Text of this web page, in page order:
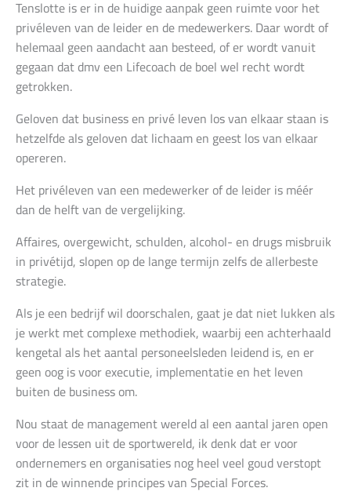
Tenslotte is er in de huidige aanpak geen ruimte voor het
privéleven van de leider en de medewerkers. Daar wordt of
helemaal geen aandacht aan besteed, of er wordt vanuit
gegaan dat dmv een Lifecoach de boel wel recht wordt
getrokken.
Geloven dat business en privé leven los van elkaar staan is
hetzelfde als geloven dat lichaam en geest los van elkaar
opereren.
Het privéleven van een medewerker of de leider is méér
dan de helft van de vergelijking.
Affaires, overgewicht, schulden, alcohol- en drugs misbruik
in privétijd, slopen op de lange termijn zelfs de allerbeste
strategie.
Als je een bedrijf wil doorschalen, gaat je dat niet lukken als
je werkt met complexe methodiek, waarbij een achterhaald
kengetal als het aantal personeelsleden leidend is, en er
geen oog is voor executie, implementatie en het leven
buiten de business om.
Nou staat de management wereld al een aantal jaren open
voor de lessen uit de sportwereld, ik denk dat er voor
ondernemers en organisaties nog heel veel goud verstopt
zit in de winnende principes van Special Forces.